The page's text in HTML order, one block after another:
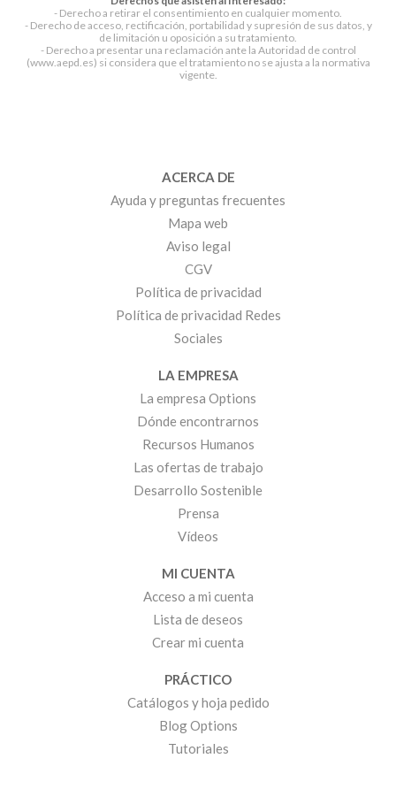
- Derecho a retirar el consentimiento en cualquier momento.
- Derecho de acceso, rectificación, portabilidad y supresión de sus datos, y
de limitación u oposición a su tratamiento.
- Derecho a presentar una reclamación ante la Autoridad de control
(www.aepd.es) si considera que el tratamiento no se ajusta a la normativa
vigente.
ACERCA DE
Ayuda y preguntas frecuentes
Mapa web
Aviso legal
CGV
Política de privacidad
Política de privacidad Redes
Sociales
LA EMPRESA
La empresa Options
Dónde encontrarnos
Recursos Humanos
Las ofertas de trabajo
Desarrollo Sostenible
Prensa
Vídeos
MI CUENTA
Acceso a mi cuenta
Lista de deseos
Crear mi cuenta
PRÁCTICO
Catálogos y hoja pedido
Blog Options
Tutoriales